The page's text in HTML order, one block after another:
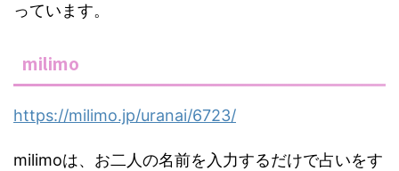
っています。
milimo
https://milimo.jp/uranai/6723/
milimoは、お二人の名前を入力するだけで占いをす